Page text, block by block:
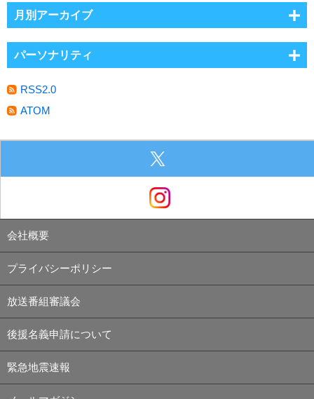
月別アーカイブ
パーソナリティ
RSS2.0
ATOM
会社概要
プライバシーポリシー
放送番組審議会
後援名義申請について
緊急地震速報